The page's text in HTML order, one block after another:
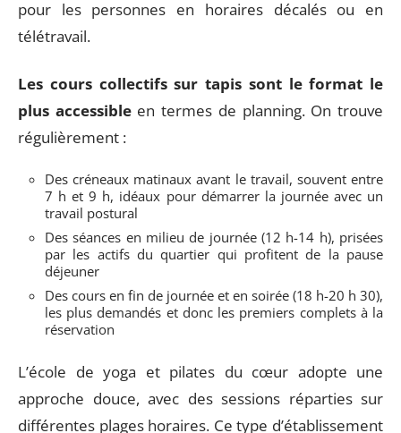
pour les personnes en horaires décalés ou en
télétravail.
Les cours collectifs sur tapis sont le format le
plus accessibleen termes de planning. On trouve
régulièrement :
Des créneaux matinaux avant le travail, souvent entre
7 h et 9 h, idéaux pour démarrer la journée avec un
travail postural
Des séances en milieu de journée (12 h-14 h), prisées
par les actifs du quartier qui profitent de la pause
déjeuner
Des cours en fin de journée et en soirée (18 h-20 h 30),
les plus demandés et donc les premiers complets à la
réservation
L’école de yoga et pilates du cœur adopte une
approche douce, avec des sessions réparties sur
différentes plages horaires. Ce type d’établissement